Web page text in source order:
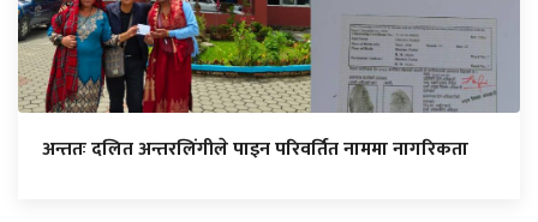
अन्ततः दलित अन्तरलिंगीले पाइन परिवर्तित नाममा नागरिकता